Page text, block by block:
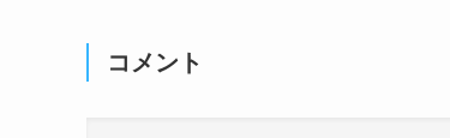
コメント